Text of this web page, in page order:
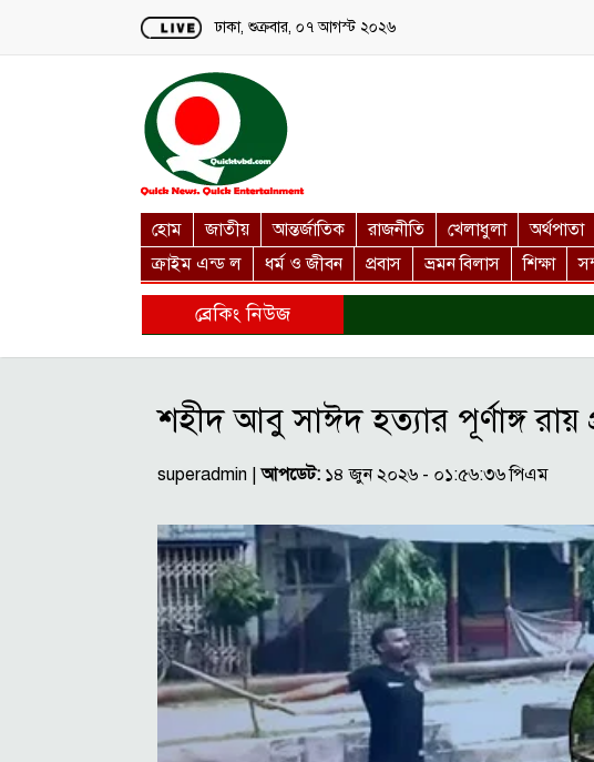
Loading...
ঢাকা, শুক্রবার, ০৭ আগস্ট ২০২৬
হোম জাতীয় আন্তর্জাতিক রাজনীতি খেলাধুলা অর্থপাতা
ক্রাইম এন্ড ল
ধর্ম ও জীবন প্রবাস ভ্রমন বিলাস শিক্ষা
ব্রেকিং নিউজ
শহীদ আবু সাঈদ হত্যার পূর্ণাঙ্গ রায়
superadmin |আপডেট: ১৪ জুন ২০২৬ - ০১:৫৬:৩৬ পিএম